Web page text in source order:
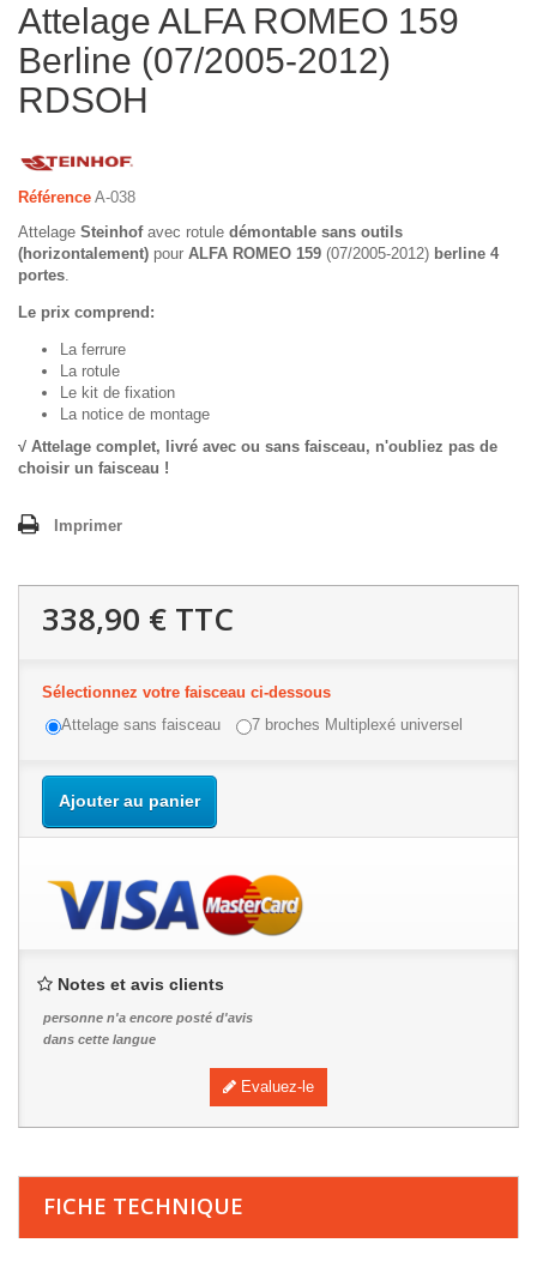
Attelage ALFA ROMEO 159
Berline (07/2005-2012)
RDSOH
Référence A-038
Attelage Steinhofavec rotule démontable sans outils
(horizontalement) pour ALFA ROMEO 159 (07/2005-2012) berline 4
portes.
Le prix comprend:
La ferrure
La rotule
Le kit de fixation
La notice de montage
√ Attelage complet, livré avec ou sans faisceau, n'oubliez pas de
choisir un faisceau !
Imprimer
338,90 € TTC
Sélectionnez votre faisceau ci-dessous
Attelage sans faisceau
7 broches Multiplexé universel
Ajouter au panier
Notes et avis clients
personne n'a encore posté d'avis
dans cette langue
Evaluez-le
FICHE TECHNIQUE